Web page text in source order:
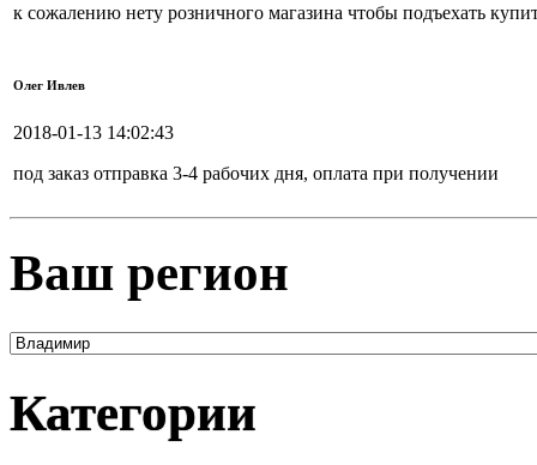
к сожалению нету розничного магазина чтобы подъехать
Олег Ивлев
2018-01-13 14:02:43
под заказ отправка 3-4 рабочих дня, оплата при получении
Ваш регион
Категории